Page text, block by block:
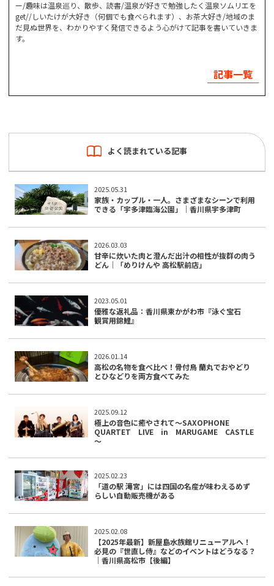
ー/趣味は温泉巡り、散歩、読書/温泉が好きで勉強したく温泉ソムリエを
get//しいたけが大好き（何個でも食べられます）、お茶大好き/地域のま
だ見ぬ世界を、わかりやすく発信できるよう心がけて記事を書いていきま
す。
記事一覧
よく読まれている記事
2025.05.31
家族・カップル・一人。さまざまなシーンで利用
できる「宇多津臨海公園」｜香川県宇多津町
2026.03.03
甘辛に炊いた肉と澄んだ出汁の相性が抜群の肉う
どん｜「めりけんや 高松駅前店」
2023.05.01
優雅な返礼品：香川県東かがわ市『泳ぐ宝石
観賞用錦鯉』
2026.01.14
高松の名物を食べ比べ！骨付鳥 蘭丸でおやどり
とひなどりを両方食べてみた
2025.09.12
極上の音色に癒やされて～SAXOPHONE
QUARTET LIVE in MARUGAME CASTLE
～
2025.02.23
「道の駅 滝宮」には四国の名産が味わえるめず
らしい自動販売機がある
2025.02.08
【2025年最新】新屋島水族館リニューアルへ！
必見の『世直し侍』などのイベントはどうなる？
｜香川県高松市【後編】